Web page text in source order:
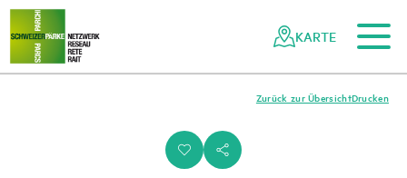
Navigieren
Netzwerk
Schweizer
Schnellnavigation
Zum Hauptinhalt
Zur mobilen Navigation
Zur Suche
Zum Fussbereich
Zur Sitemap
KARTE
i s
Drucken
Zurück zur Übersicht